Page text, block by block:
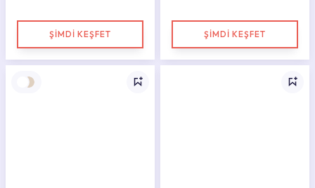
ŞİMDİ KEŞFET ŞİMDİ KEŞFET